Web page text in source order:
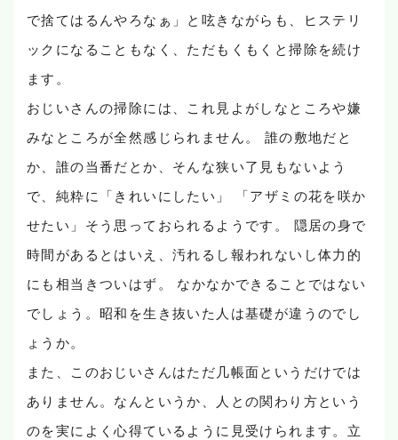
で捨てはるんやろなぁ」と呟きながらも、ヒステリ
ックになることもなく、ただもくもくと掃除を続け
ます。
おじいさんの掃除には、これ見よがしなところや嫌
みなところが全然感じられません。 誰の敷地だと
か、誰の当番だとか、そんな狭い了見もないよう
で、純粋に「きれいにしたい」 「アザミの花を咲か
せたい」そう思っておられるようです。 隠居の身で
時間があるとはいえ、汚れるし報われないし体力的
にも相当きついはず。 なかなかできることではない
でしょう。昭和を生き抜いた人は基礎が違うのでし
ょうか。
また、このおじいさんはただ几帳面というだけでは
ありません。なんというか、人との関わり方という
のを実によく心得ているように見受けられます。立